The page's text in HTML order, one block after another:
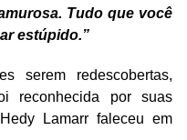
Tudo que você
estúpido.”
serem redescobertas,
reconhecida por suas
Lamarr faleceu em